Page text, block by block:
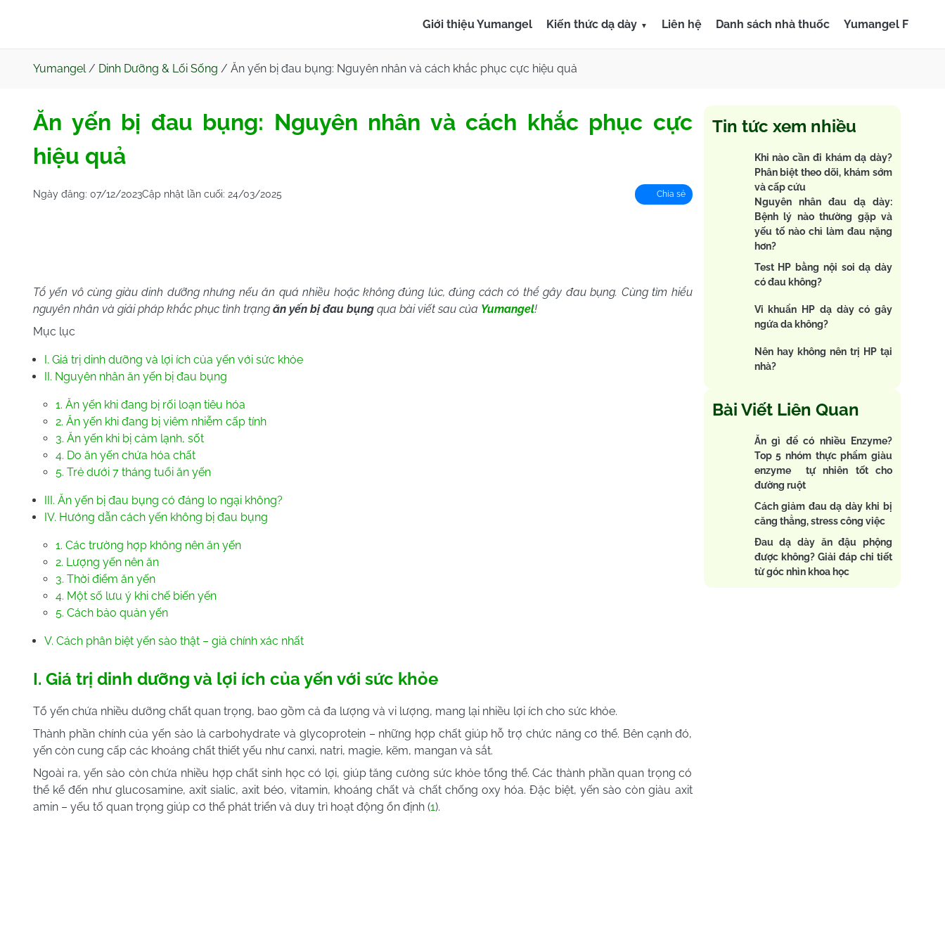
Giới thiệu Yumangel Kiến thức dạ dày Liên hệ Danh sách nhà thuốc Yumangel F
Yumangel/ Dinh Dưỡng & Lối Sống / Ăn yến bị đau bụng: Nguyên nhân và cách khắc phục cực hiệu quả
Ăn yến bị đau bụng: Nguyên nhân và cách khắc phục cực
hiệu quả
Ngày đăng: 07/12/2023Cập nhật lần cuối: 24/03/2025 Chia sẻ
Tổ yến vô cùng giàu dinh dưỡng nhưng nếu ăn quá nhiều hoặc không đúng lúc, đúng cách có thể gây đau bụng. Cùng tìm hiểu
nguyên nhân và giải pháp khắc phục tình trạng ăn yến bị đau bụng qua bài viết sau của Yumangel!
Mục lục
I. Giá trị dinh dưỡng và lợi ích của yến với sức khỏe
II. Nguyên nhân ăn yến bị đau bụng
1. Ăn yến khi đang bị rối loạn tiêu hóa
2. Ăn yến khi đang bị viêm nhiễm cấp tính
3. Ăn yến khi bị cảm lạnh, sốt
4. Do ăn yến chứa hóa chất
5. Trẻ dưới 7 tháng tuổi ăn yến
III. Ăn yến bị đau bụng có đáng lo ngại không?
IV. Hướng dẫn cách yến không bị đau bụng
1. Các trường hợp không nên ăn yến
2. Lượng yến nên ăn
3. Thời điểm ăn yến
4. Một số lưu ý khi chế biến yến
5. Cách bảo quản yến
V. Cách phân biệt yến sào thật – giả chính xác nhất
I. Giá trị dinh dưỡng và lợi ích của yến với sức khỏe
Tổ yến chứa nhiều dưỡng chất quan trọng, bao gồm cả đa lượng và vi lượng, mang lại nhiều lợi ích cho sức khỏe.
Thành phần chính của yến sào là carbohydrate và glycoprotein – những hợp chất giúp hỗ trợ chức năng cơ thể. Bên cạnh đó,
yến còn cung cấp các khoáng chất thiết yếu như canxi, natri, magie, kẽm, mangan và sắt.
Ngoài ra, yến sào còn chứa nhiều hợp chất sinh học có lợi, giúp tăng cường sức khỏe tổng thể. Các thành phần quan trọng có
thể kể đến như glucosamine, axit sialic, axit béo, vitamin, khoáng chất và chất chống oxy hóa. Đặc biệt, yến sào còn giàu axit
amin – yếu tố quan trọng giúp cơ thể phát triển và duy trì hoạt động ổn định (1).
Tin tức xem nhiều
Khi nào cần đi khám dạ dày?
Phân biệt theo dõi, khám sớm
và cấp cứu
Nguyên nhân đau dạ dày:
Bệnh lý nào thường gặp và
yếu tố nào chỉ làm đau nặng
hơn?
Test HP bằng nội soi dạ dày
có đau không?
Vi khuẩn HP dạ dày có gây
ngứa da không?
Nên hay không nên trị HP tại
nhà?
Bài Viết Liên Quan
Ăn gì để có nhiều Enzyme?
Top 5 nhóm thực phẩm giàu
enzyme tự nhiên tốt cho
đường ruột
Cách giảm đau dạ dày khi bị
căng thẳng, stress công việc
Đau dạ dày ăn đậu phộng
được không? Giải đáp chi tiết
từ góc nhìn khoa học